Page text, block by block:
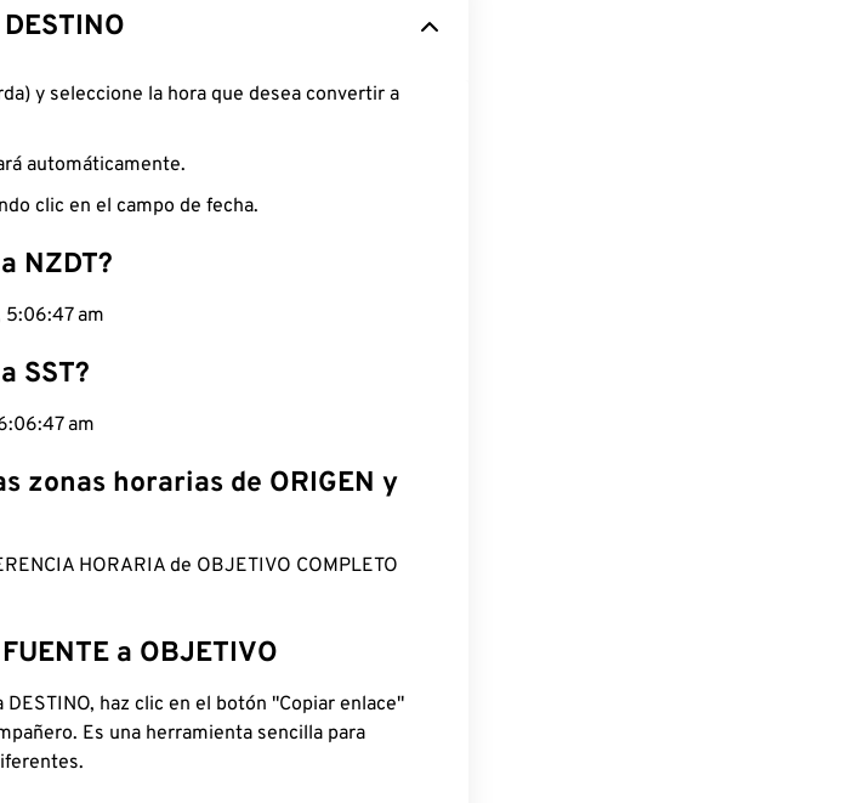
y seleccione la hora que desea convertir a
automáticamente.
clic en el campo de fecha.
NZDT?
5:06:48 am
SST?
am
zonas horarias de ORIGEN y
HORARIA de OBJETIVO COMPLETO
a OBJETIVO
haz clic en el botón "Copiar enlace"
Es una herramienta sencilla para